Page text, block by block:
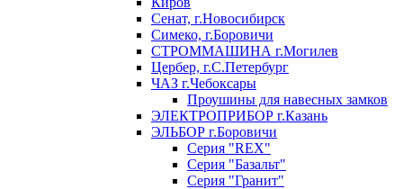
Сенат, г.Новосибирск
Симеко, г.Боровичи
СТРОММАШИНА г.Могилев
Цербер, г.С.Петербург
ЧАЗ г.Чебоксары
Проушины для навесных замков
ЭЛЕКТРОПРИБОР г.Казань
ЭЛЬБОР г.Боровичи
Серия "REX"
Серия "Базальт"
Серия "Гранит"